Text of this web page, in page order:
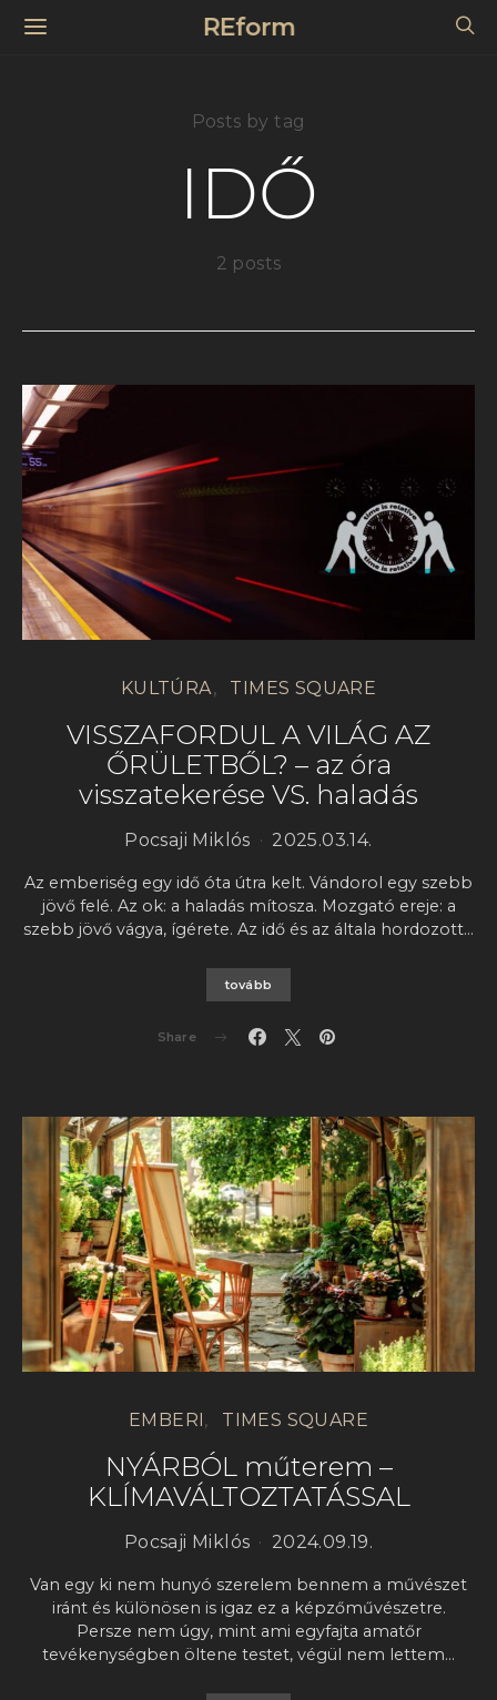
REform
Posts by tag
IDŐ
2 posts
KULTÚRA TIMES SQUARE
VISSZAFORDUL A VILÁG AZ
ŐRÜLETBŐL? – az óra
visszatekerése VS. haladás
Pocsaji Miklós 2025.03.14.
Az emberiség egy idő óta útra kelt. Vándorol egy szebb
jövő felé. Az ok: a haladás mítosza. Mozgató ereje: a
szebb jövő vágya, ígérete. Az idő és az általa hordozott…
tovább
Share
EMBERI TIMES SQUARE
NYÁRBÓL műterem –
KLÍMAVÁLTOZTATÁSSAL
Pocsaji Miklós 2024.09.19.
Van egy ki nem hunyó szerelem bennem a művészet
iránt és különösen is igaz ez a képzőművészetre.
Persze nem úgy, mint ami egyfajta amatőr
tevékenységben öltene testet, végül nem lettem…